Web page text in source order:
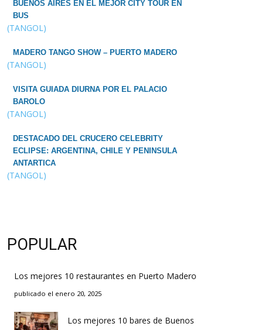
BUENOS AIRES EN EL MEJOR CITY TOUR EN
BUS
(TANGOL)
MADERO TANGO SHOW – PUERTO MADERO
(TANGOL)
VISITA GUIADA DIURNA POR EL PALACIO
BAROLO
(TANGOL)
DESTACADO DEL CRUCERO CELEBRITY
ECLIPSE: ARGENTINA, CHILE Y PENINSULA
ANTARTICA
(TANGOL)
POPULAR
Los mejores 10 restaurantes en Puerto Madero
publicado el enero 20, 2025
Los mejores 10 bares de Buenos